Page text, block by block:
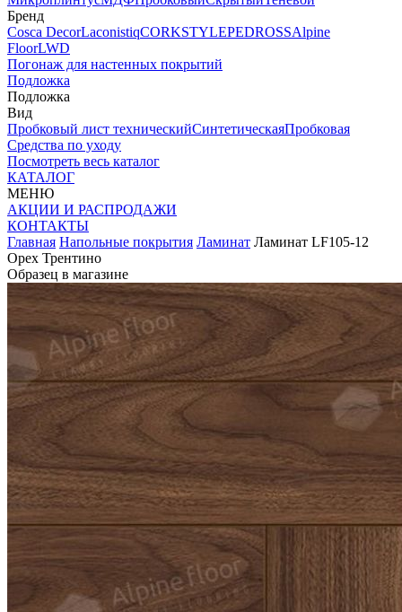
Бренд
Cosca DecorLaconistiqCORKSTYLEPEDROSSAlpine
FloorLWD
Погонаж для настенных покрытий
Подложка
Подложка
Вид
Пробковый лист техническийСинтетическаяПробковая
Средства по уходу
Посмотреть весь каталог
КАТАЛОГ
МЕНЮ
АКЦИИ И РАСПРОДАЖИ
КОНТАКТЫ
Главная Напольные покрытия Ламинат Ламинат LF105-12
Орех Трентино
Образец в магазине